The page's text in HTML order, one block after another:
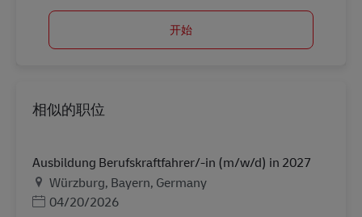
开始
相似的职位
Ausbildung Berufskraftfahrer/-in (m/w/d) in 2027
地点Würzburg, Bayern, Germany
Posted Date
04/20/2026